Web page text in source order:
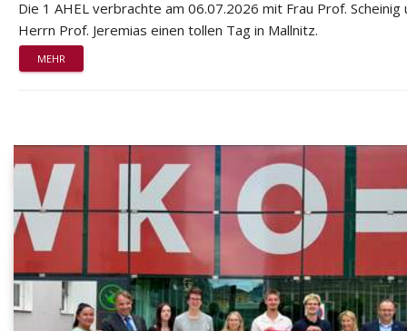
Die 1 AHEL verbrachte am 06.07.2026 mit Frau Prof. Scheinig
Herrn Prof. Jeremias einen tollen Tag in Mallnitz.
MEHR